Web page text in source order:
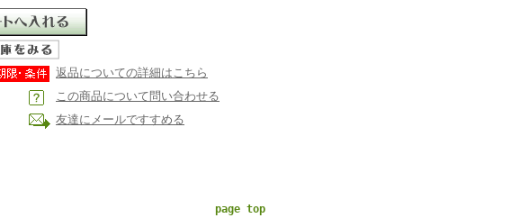
返品についての詳細はこちら
この商品について問い合わせる
友達にメールですすめる
page top